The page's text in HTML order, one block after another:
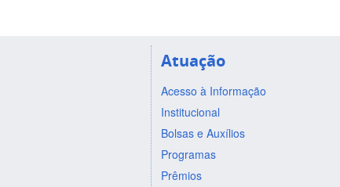
Atuação
Acesso à Informação
Institucional
Bolsas e Auxílios
Programas
Prêmios